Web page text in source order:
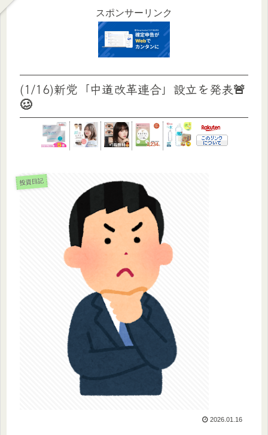
スポンサーリンク
(1/16)新党「中道改革連合」設立を発表🚨
🥴
投資日記
2026.01.16